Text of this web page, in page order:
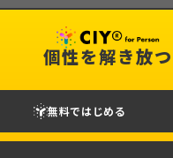
個性を解き放つ
無料ではじめる